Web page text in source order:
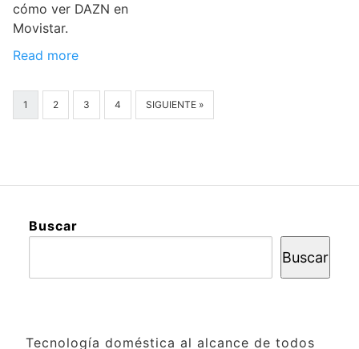
cómo ver DAZN en
Movistar.
Read more
1 2 3 4 SIGUIENTE »
Buscar
Buscar
Tecnología doméstica al alcance de todos